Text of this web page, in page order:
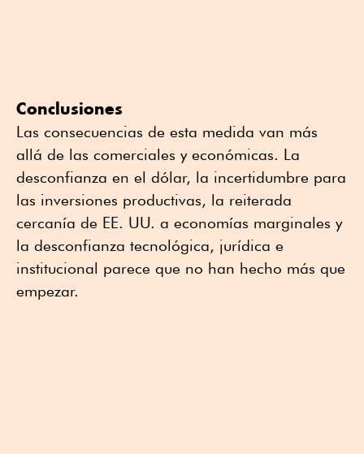
Conclusiones
Las consecuencias de esta medida van más
allá de las comerciales y económicas. La
desconfianza en el dólar, la incertidumbre para
las inversiones productivas, la reiterada
cercanía de EE. UU. a economías marginales y
la desconfianza tecnológica, jurídica e
institucional parece que no han hecho más que
empezar.